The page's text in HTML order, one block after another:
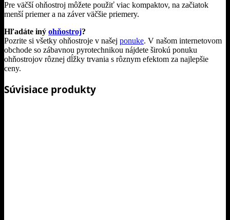
Pre väčší ohňostroj môžete použiť viac kompaktov, na začiatok
menší priemer a na záver väčšie priemery.
Hľadáte iný ohňostroj?
Pozrite si všetky ohňostroje v našej ponuke. V našom internetovom
obchode so zábavnou pyrotechnikou nájdete širokú ponuku
ohňostrojov rôznej dĺžky trvania s rôznym efektom za najlepšie
ceny.
Súvisiace produkty